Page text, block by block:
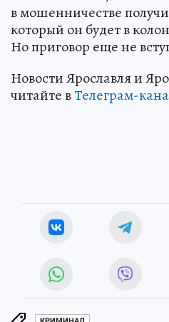
в мошенничестве
который он будет в
Но приговор еще не
Новости Ярославля и
читайте вТелеграм-